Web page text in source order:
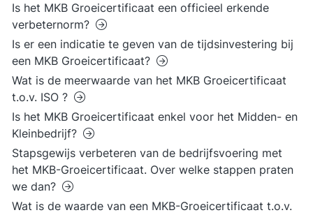
Is het MKB Groeicertificaat een officieel erkende
verbeternorm?
Is er een indicatie te geven van de tijdsinvestering bij
een MKB Groeicertificaat?
Wat is de meerwaarde van het MKB Groeicertificaat
t.o.v. ISO ?
Is het MKB Groeicertificaat enkel voor het Midden- en
Kleinbedrijf?
Stapsgewijs verbeteren van de bedrijfsvoering met
het MKB-Groeicertificaat. Over welke stappen praten
we dan?
Wat is de waarde van een MKB-Groeicertificaat t.o.v.